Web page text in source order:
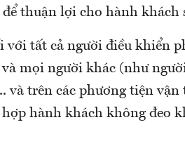
thuận lợi cho hành khách
với tất cả người điều khiển
mọi người khác (như
và trên các phương tiện
hành khách không đeo